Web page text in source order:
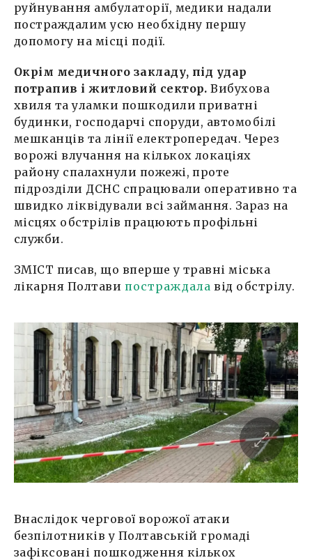
руйнування амбулаторії, медики надали
постраждалим усю необхідну першу
допомогу на місці події.
Окрім медичного закладу, під удар
потрапив і житловий сектор. Вибухова
хвиля та уламки пошкодили приватні
будинки, господарчі споруди, автомобілі
мешканців та лінії електропередач. Через
ворожі влучання на кількох локаціях
району спалахнули пожежі, проте
підрозділи ДСНС спрацювали оперативно та
швидко ліквідували всі займання. Зараз на
місцях обстрілів працюють профільні
служби.
ЗМІСТ писав, що вперше у травні міська
лікарня Полтави постраждала від обстрілу.
Внаслідок чергової ворожої атаки
безпілотників у Полтавській громаді
зафіксовані пошкодження кількох